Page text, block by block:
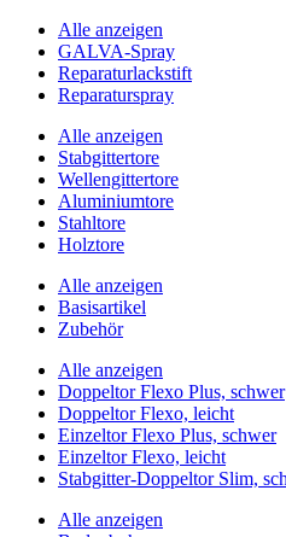
Alle anzeigen
GALVA-Spray
Reparaturlackstift
Reparaturspray
Alle anzeigen
Stabgittertore
Wellengittertore
Aluminiumtore
Stahltore
Holztore
Alle anzeigen
Basisartikel
Zubehör
Alle anzeigen
Doppeltor Flexo Plus, schwer
Doppeltor Flexo, leicht
Einzeltor Flexo Plus, schwer
Einzeltor Flexo, leicht
Stabgitter-Doppeltor Slim,
Alle anzeigen